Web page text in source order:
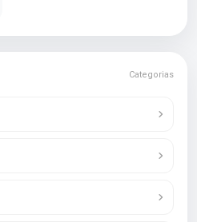
Categorias